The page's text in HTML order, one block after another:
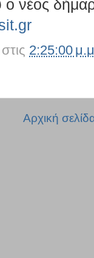
ο νέος
στις 2:25:00
Αρχική